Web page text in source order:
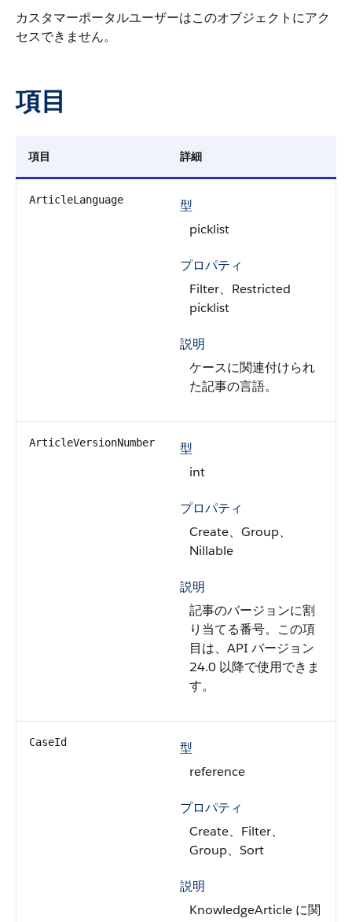
カスタマーポータルユーザーはこのオブジェクトにアク
セスできません。
項目
項目 詳細
ArticleLanguage
型
picklist
プロパティ
Filter、Restricted
picklist
説明
ケースに関連付けられ
た記事の言語。
ArticleVersionNumber
型
int
プロパティ
Create、Group、
Nillable
説明
記事のバージョンに割
り当てる番号。この項
目は、API バージョン
24.0 以降で使用できま
す。
CaseId
型
reference
プロパティ
Create、Filter、
Group、Sort
説明
KnowledgeArticle に関